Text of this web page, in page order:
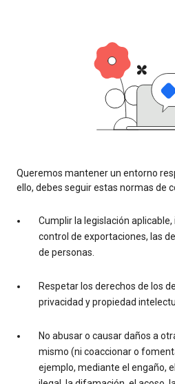
Queremos mantener un entorno
ello, debes seguir estas normas de
Cumplir la legislación
control de exportaciones, las
de personas.
Respetar los derechos de los
privacidad y propiedad
No abusar o causar daños a
mismo (ni coaccionar o
ejemplo, mediante el engaño,